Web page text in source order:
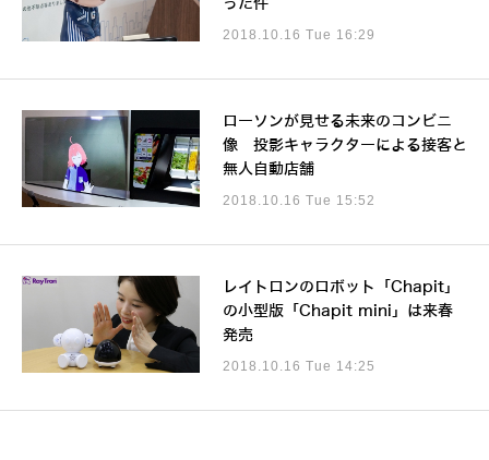
った件
2018.10.16 Tue 16:29
ローソンが見せる未来のコンビニ
像 投影キャラクターによる接客と
無人自動店舗
2018.10.16 Tue 15:52
レイトロンのロボット「Chapit」
の小型版「Chapit mini」は来春
発売
2018.10.16 Tue 14:25